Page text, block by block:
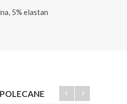
5% elastan
POLECANE